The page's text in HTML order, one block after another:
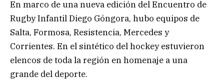
En marco de una nueva edición del Encuentro de
Rugby Infantil Diego Góngora, hubo equipos de
Salta, Formosa, Resistencia, Mercedes y
Corrientes. En el sintético del hockey estuvieron
elencos de toda la región en homenaje a una
grande del deporte.